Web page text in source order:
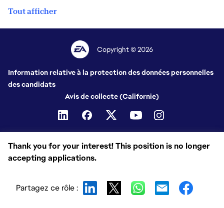
Thank you for your interest! This position is no longer
accepting applications.
Partagez ce rôle :
Tout afficher
Copyright © 2026
Information relative à la protection des données personnelles
des candidats
Avis de collecte (Californie)